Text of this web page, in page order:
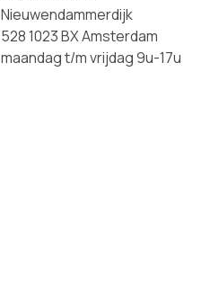
Nieuwendammerdijk
528 1023 BX Amsterdam
maandag t/m vrijdag 9u-17u